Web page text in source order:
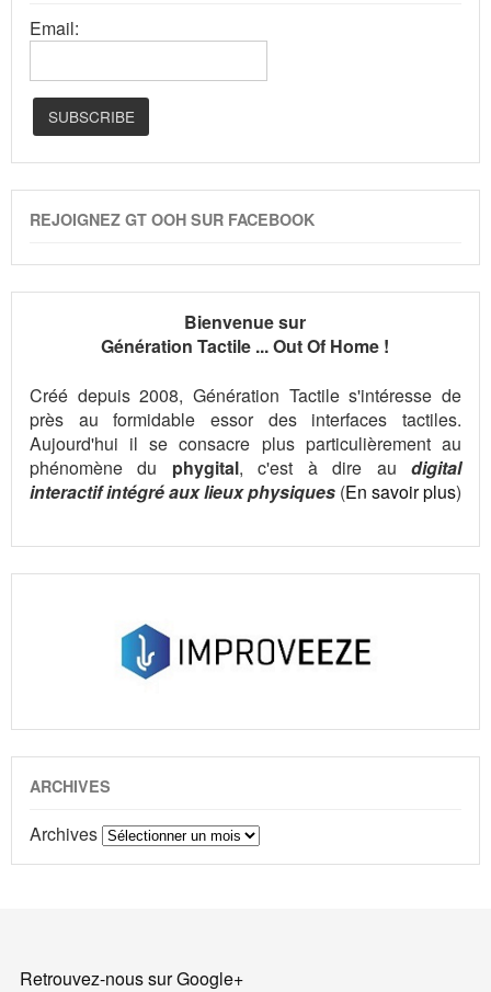
Email:
REJOIGNEZ GT OOH SUR FACEBOOK
Bienvenue sur
Génération Tactile ... Out Of Home !
Créé depuis 2008, Génération Tactile s'intéresse de
près au formidable essor des interfaces tactiles.
Aujourd'hui il se consacre plus particulièrement au
phénomène du phygital, c'est à dire audigital
interactif intégré aux lieux physiques (En savoir plus)
ARCHIVES
Archives
Retrouvez-nous sur Google+